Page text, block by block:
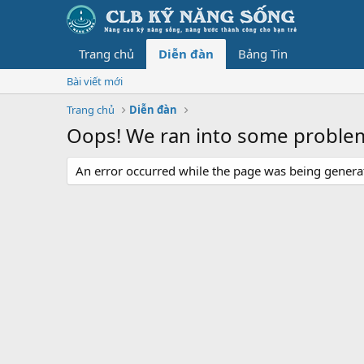
Trang chủ Diễn đàn Bảng Tin
Bài viết mới
Trang chủ
Diễn đàn
Oops! We ran into some
An error occurred while the page was being